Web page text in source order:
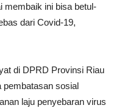
membaik ini bisa betul-
dari Covid-19,
di DPRD Provinsi Riau
pembatasan sosial
laju penyebaran virus